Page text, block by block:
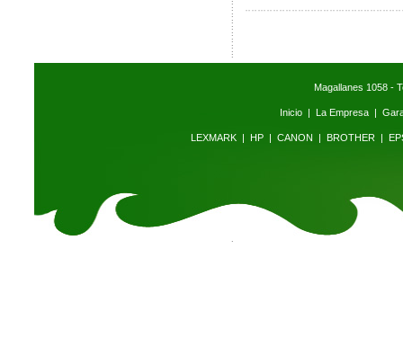
Magallanes 1058 -
Inicio| La Empresa |
LEXMARK| HP| CANON | BROTHER|